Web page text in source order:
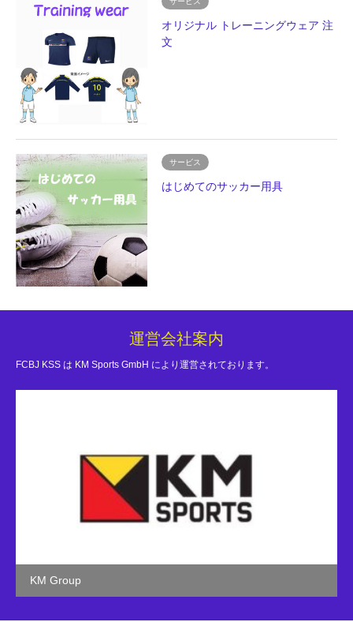
オリジナル トレーニングウェア 注
文
サービス
はじめてのサッカー用具
運営会社案内
FCBJ KSS は KM Sports GmbH により運営されております。
KM Group